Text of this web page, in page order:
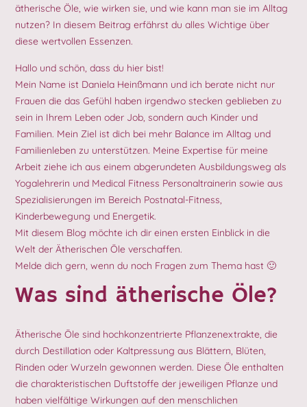
ätherische Öle, wie wirken sie, und wie kann man sie im Alltag
nutzen? In diesem Beitrag erfährst du alles Wichtige über
diese wertvollen Essenzen.
Hallo und schön, dass du hier bist!
Mein Name ist Daniela Heinßmann und ich berate nicht nur
Frauen die das Gefühl haben irgendwo stecken geblieben zu
sein in Ihrem Leben oder Job, sondern auch Kinder und
Familien. Mein Ziel ist dich bei mehr Balance im Alltag und
Familienleben zu unterstützen. Meine Expertise für meine
Arbeit ziehe ich aus einem abgerundeten Ausbildungsweg als
Yogalehrerin und Medical Fitness Personaltrainerin sowie aus
Spezialisierungen im Bereich Postnatal-Fitness,
Kinderbewegung und Energetik.
Mit diesem Blog möchte ich dir einen ersten Einblick in die
Welt der Ätherischen Öle verschaffen.
Melde dich gern, wenn du noch Fragen zum Thema hast 🙂
Was sind ätherische Öle?
Ätherische Öle sind hochkonzentrierte Pflanzenextrakte, die
durch Destillation oder Kaltpressung aus Blättern, Blüten,
Rinden oder Wurzeln gewonnen werden. Diese Öle enthalten
die charakteristischen Duftstoffe der jeweiligen Pflanze und
haben vielfältige Wirkungen auf den menschlichen